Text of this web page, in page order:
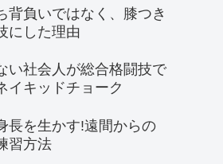
背負いではなく、膝つき
にした理由
い社会人が総合格闘技で
イキッドチョーク
長を生かす!遠間からの
習方法